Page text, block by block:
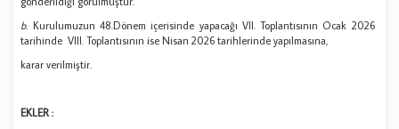
b. Kurulumuzun 48.Dönem içerisinde yapacağı VII. Toplantısının Ocak 2026
tarihinde VIII. Toplantısının ise Nisan 2026 tarihlerinde yapılmasına,
karar verilmiştir.
EKLER :